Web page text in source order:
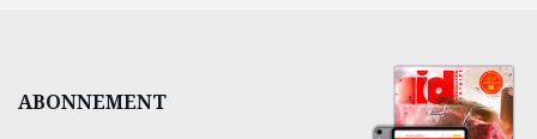
ABONNEMENT